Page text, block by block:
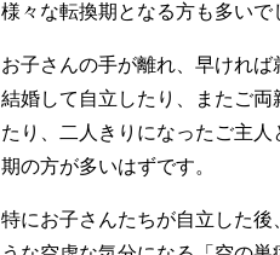
様々な転換期となる方も多いで
お子さんの手が離れ、早けれ
結婚して自立したり、またご
たり、二人きりになったご主
期の方が多いはずです。
特にお子さんたちが自立した